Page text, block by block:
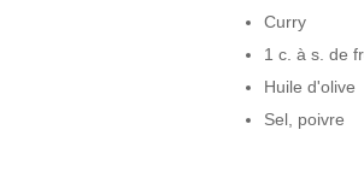
Curry
1 c. à s. de
Huile d'olive
Sel, poivre